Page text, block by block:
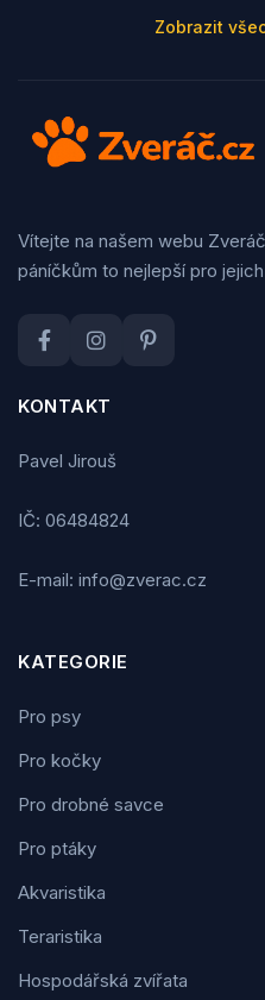
Zobrazit
Vítejte na našem webu
páníčkům to nejlepší pro
KONTAKT
Pavel Jirouš
IČ: 06484824
E-mail: info@zverac.cz
KATEGORIE
Pro psy
Pro kočky
Pro drobné savce
Pro ptáky
Akvaristika
Teraristika
Hospodářská zvířata